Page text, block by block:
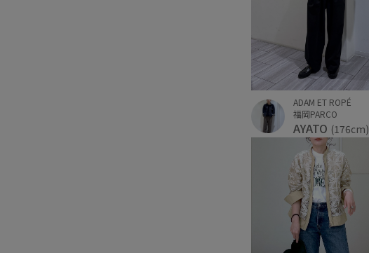
ADAM ET ROPÉ
福岡PARCO
AYATO (176cm)